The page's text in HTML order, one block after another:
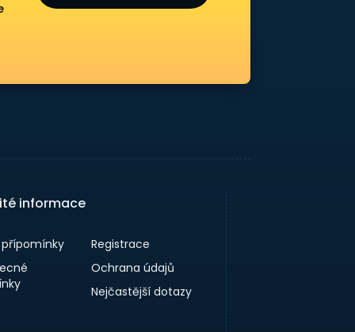
informace
přípomínky
Registrace
Ochrana údajů
Nejčastější dotazy